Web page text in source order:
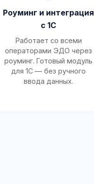
Роуминг и интеграция
с 1С
Работает со всеми
операторами ЭДО через
роуминг. Готовый модуль
для 1С — без ручного
ввода данных.